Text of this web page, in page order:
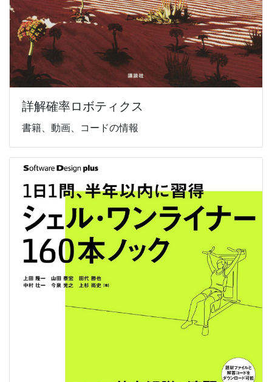
詳解確率ロボティクス
書籍、動画、コードの情報